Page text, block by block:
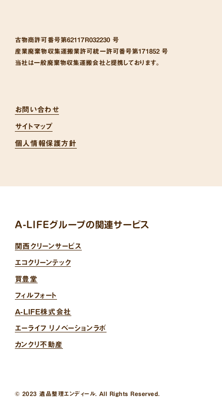
古物商許可番号第62117R032230 号
産業廃棄物収集運搬業許可統一許可番号第171852 号
当社は一般廃棄物収集運搬会社と提携しております。
お問い合わせ
サイトマップ
個人情報保護方針
A-LIFEグループの関連サービス
関西クリーンサービス
エコクリーンテック
買豊堂
フィルフォート
A-LIFE株式会社
エーライフ リノベーションラボ
カンクリ不動産
© 2023 遺品整理エンディール. All Rights Reserved.